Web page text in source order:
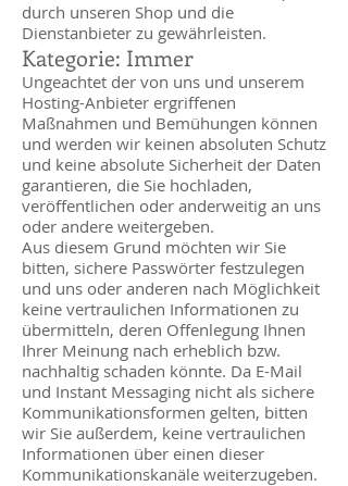
durch unseren Shop und die
Dienstanbieter zu gewährleisten.
Kategorie: Immer
Ungeachtet der von uns und unserem
Hosting-Anbieter ergriffenen
Maßnahmen und Bemühungen können
und werden wir keinen absoluten Schutz
und keine absolute Sicherheit der Daten
garantieren, die Sie hochladen,
veröffentlichen oder anderweitig an uns
oder andere weitergeben.
Aus diesem Grund möchten wir Sie
bitten, sichere Passwörter festzulegen
und uns oder anderen nach Möglichkeit
keine vertraulichen Informationen zu
übermitteln, deren Offenlegung Ihnen
Ihrer Meinung nach erheblich bzw.
nachhaltig schaden könnte. Da E-Mail
und Instant Messaging nicht als sichere
Kommunikationsformen gelten, bitten
wir Sie außerdem, keine vertraulichen
Informationen über einen dieser
Kommunikationskanäle weiterzugeben.